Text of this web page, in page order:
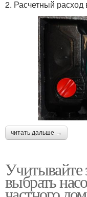
2. Расчетный расход
читать дальше →
выбрать